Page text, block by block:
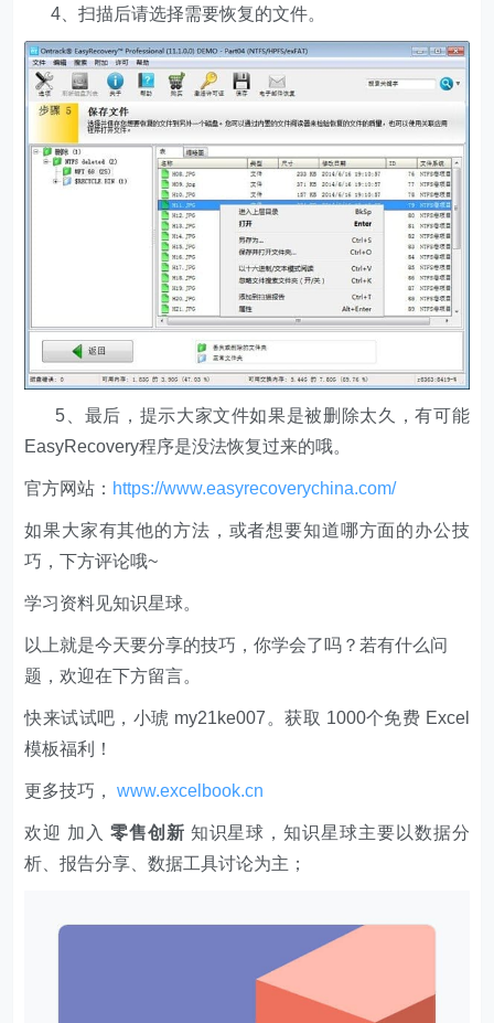
4、扫描后请选择需要恢复的文件。
5、最后，提示大家文件如果是被删除太久，有可能
EasyRecovery程序是没法恢复过来的哦。
官方网站： https://www.easyrecoverychina.com/
如果大家有其他的方法，或者想要知道哪方面的办公技
巧，下方评论哦~
学习资料见知识星球。
以上就是今天要分享的技巧，你学会了吗？若有什么问
题，欢迎在下方留言。
快来试试吧，小琥 my21ke007。获取 1000个免费 Excel
模板福利​​​​！
更多技巧，www.excelbook.cn
欢迎 加入 零售创新 知识星球，知识星球主要以数据分
析、报告分享、数据工具讨论为主；